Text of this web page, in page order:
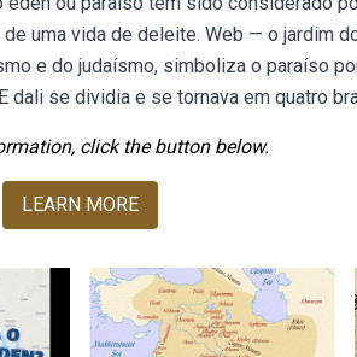
uma vida de deleite. Web — o jardim
e do judaísmo, simboliza o paraíso
dali se dividia e se tornava em quatro
click the button below.
LEARN MORE